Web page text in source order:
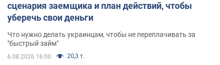
сценария заемщика и план действий, чтобы
уберечь свои деньги
Что нужно делать украинцам, чтобы не переплачивать за
"быстрый займ"
6.08.2026 16:00 20,3 т.